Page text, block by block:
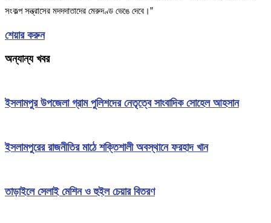
সংকল্প সন্ত্রাসের মদদদাতাদের মেরুদণ্ড ভেঙে দেবে।”
শেয়ার করুন
অন্যান্য খবর
ইসলামপুর উপজেলা গ্রাম পুলিশদের নেতৃত্বে সাংবাদিক সোহেল আহসান
ইসলামপুরের রাজনীতির মাঠে শক্তিশালী অবস্থানে ফরহাদ খান
তাড়াইলে সেলাই মেশিন ও হুইল চেয়ার বিতরণ